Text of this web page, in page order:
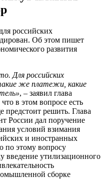
российских
Об этом пишет
развития
Для российских
же платежи, какие
, – заявил глава
в этом вопросе есть
предстоит решить. Глава
России дал поручение
условий взимания
и иностранных
по этому вопросу
введение утилизационного
сборке